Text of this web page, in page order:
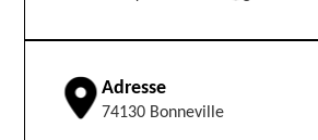
Adresse
74130 Bonneville